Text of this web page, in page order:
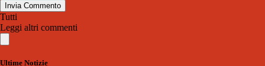
Invia Commento
Tutti
Leggi altri commenti
Ultime Notizie